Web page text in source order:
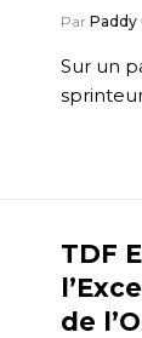
Par Paddy
Sur un
TDF
de